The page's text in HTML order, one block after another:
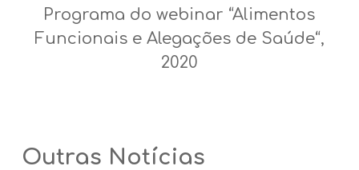
Programa do webinar “Alimentos
Funcionais e Alegações de Saúde“,
2020
Outras Notícias